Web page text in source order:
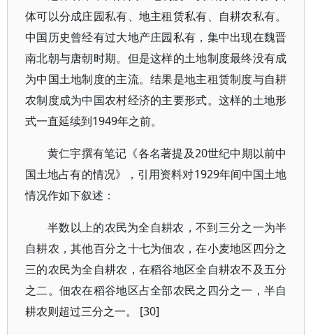
体可以分成庄园私有、地主租赁私有、自耕农私有。
中国历史曾经有过大地产庄园私有，集中出现在魏晋
南北朝与唐朝时期。但是这样的土地制度最终没有成
为中国土地制度的主流。结果是地主租赁制度与自耕
农制度成为中国农村经济的主要形式。这样的土地形
式一直延续到1949年之前。
黄仁宇撰有笔记《各名著提及20世纪中期以前中
国土地占有的情况》，引用资料对1929年间中国土地
情况作如下叙述：
半数以上的农民为全自耕农，不到三分之一为半
自耕农，其他百分之十七为佃农，在小麦地区四分之
三的农民为全自耕农，在稻谷地区全自耕农不及五分
之二。佃农在稻谷地区占全部农民之四分之一，半自
耕农则超过三分之一。 [30]